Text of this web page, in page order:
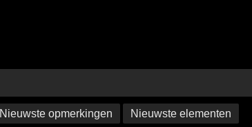
Nieuwste opmerkingen Nieuwste elementen